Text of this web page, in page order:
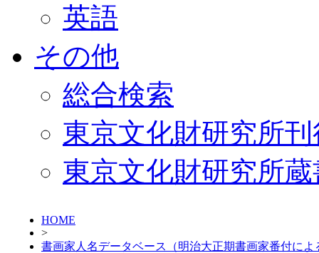
英語
その他
総合検索
東京文化財研究所
東京文化財研究所
HOME
>
書画家人名データベース（明治大正期書画家番付によ